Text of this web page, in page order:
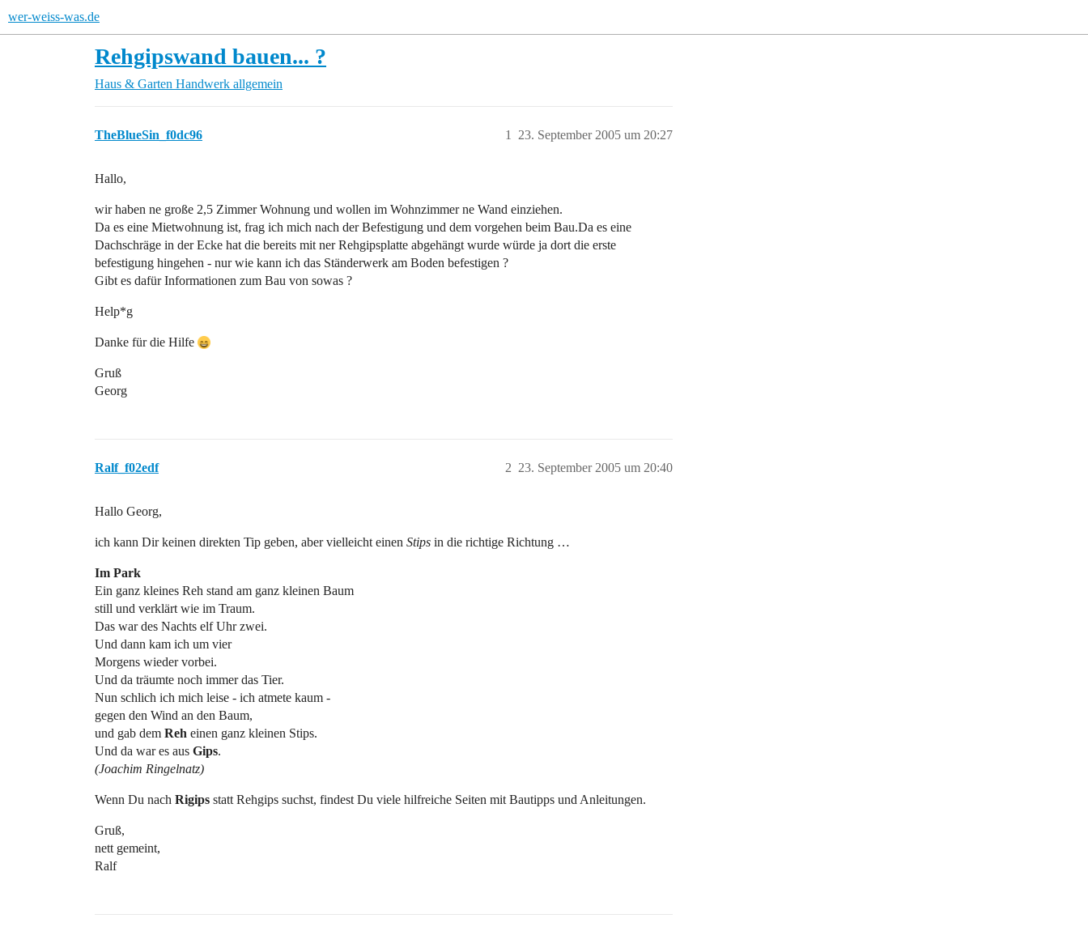
wer-weiss-was.de
Rehgipswand bauen... ?
Haus & Garten Handwerk allgemein
TheBlueSin_f0dc96 23. September 2005 um 20:27
1
Hallo,
wir haben ne große 2,5 Zimmer Wohnung und wollen im Wohnzimmer ne Wand einziehen.
Da es eine Mietwohnung ist, frag ich mich nach der Befestigung und dem vorgehen beim Bau.Da es eine
Dachschräge in der Ecke hat die bereits mit ner Rehgipsplatte abgehängt wurde würde ja dort die erste
befestigung hingehen - nur wie kann ich das Ständerwerk am Boden befestigen ?
Gibt es dafür Informationen zum Bau von sowas ?
Help*g
Danke für die Hilfe
Gruß
Georg
Ralf_f02edf 23. September 2005 um 20:40
2
Hallo Georg,
ich kann Dir keinen direkten Tip geben, aber vielleicht einen Stips in die richtige Richtung …
Im Park
Ein ganz kleines Reh stand am ganz kleinen Baum
still und verklärt wie im Traum.
Das war des Nachts elf Uhr zwei.
Und dann kam ich um vier
Morgens wieder vorbei.
Und da träumte noch immer das Tier.
Nun schlich ich mich leise - ich atmete kaum -
gegen den Wind an den Baum,
und gab dem Reh einen ganz kleinen Stips.
Und da war es aus Gips.
(Joachim Ringelnatz)
Wenn Du nach Rigips statt Rehgips suchst, findest Du viele hilfreiche Seiten mit Bautipps und Anleitungen.
Gruß,
nett gemeint,
Ralf